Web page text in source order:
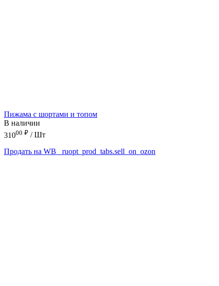
Пижама с шортами и топом
В наличии
31000 ₽ / Шт
Продать на WB
_ruopt_prod_tabs.sell_on_ozon